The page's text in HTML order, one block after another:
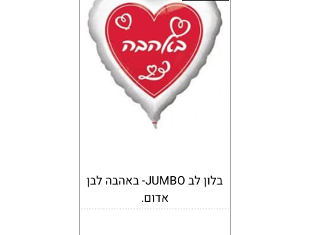
בלון לב JUMBO- באהבה לבן
אדום.